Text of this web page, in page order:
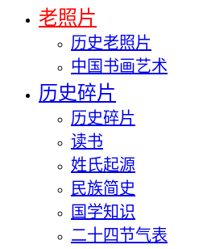
老照片
历史老照片
中国书画艺术
历史碎片
历史碎片
读书
姓氏起源
民族简史
国学知识
二十四节气表